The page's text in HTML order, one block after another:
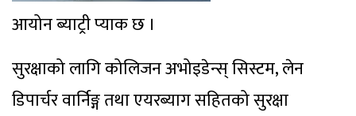
आयोन ब्याट्री प्याक छ ।
सुरक्षाको लागि कोलिजन अभोइडेन्स् सिस्टम, लेन
डिपार्चर वार्निङ्ग तथा एयरब्याग सहितको सुरक्षा